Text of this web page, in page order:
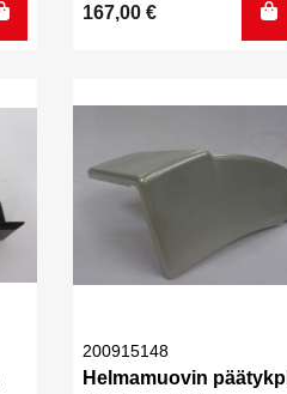
167,00 €
200915148
Helmamuovin päätykpl